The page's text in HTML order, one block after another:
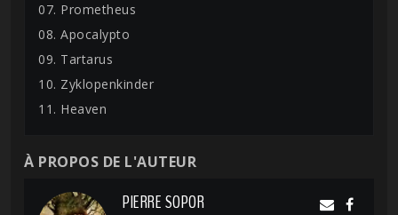
07. Prometheus
08. Apocalypto
09. Tartarus
10. Zyklopenkinder
11. Heaven
À PROPOS DE L'AUTEUR
PIERRE SOPOR